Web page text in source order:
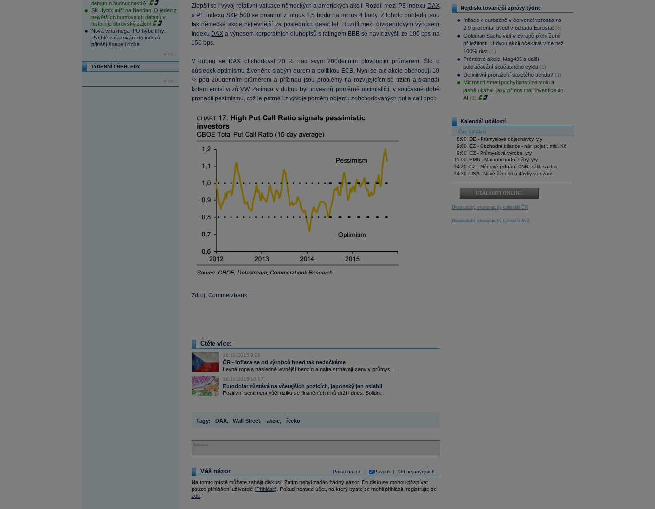
debatu o budoucnosti AI
SK Hynix míří na Nasdaq. O jeden z
největších burzovních debutů v
historii je obrovský zájem
Nová vlna mega IPO hýbe trhy.
Rychlé zařazování do indexů
přináší šance i rizika
více...
TÝDENNÍ PŘEHLEDY
více...
Zlepšil se i vývoj relativní valuace německých a amerických akcií. Rozdíl mezi PE indexu DAX
a PE indexuS&P 500 se posunul z minus 1,5 bodu na minus 4 body. Z tohoto pohledu jsou
tak německé akcie nejlevnější za posledních deset let. Rozdíl mezi dividendovým výnosem
indexu DAXa výnosem korporátních dluhopisů s ratingem BBB se navíc zvýšil ze 100 bps na
150 bps.
V dubnu se DAXobchodoval 20 % nad svým 200denním plovoucím průměrem. Šlo o
důsledek optimismu živeného slabým eurem a politikou ECB. Nyní se ale akcie obchodují 10
% pod 200denním průměrem a příčinou jsou problémy na rozvíjejících se trzích a skandál
kolem emisí vozůVW. Zatímco v dubnu byli investoři poměrně optimističtí, v současné době
propadli pesimismu, což je patrné i z vývoje poměru objemu zobchodovaných put a call opcí:
Zdroj: Commerzbank
Čtěte více:
16.10.2015 9:26
ČR - Inflace se od výrobců hned tak nedočkáme
Levná ropa a následně levnější benzín a nafta strhávají ceny v průmys...
16.10.2015 10:07
Eurodolar zůstává na včerejších pozicích, japonský jen oslabil
Pozitivní sentiment vůči riziku se finančních trhů drží i dnes. Solidn...
Tagy: DAX, Wall Street, akcie, řecko
Reklama
Přidat názor Pavouk Od nejnovějších
Váš názor
Na tomto místě můžete zahájit diskusi. Zatím nebyl zadán žádný názor. Do diskuse mohou přispívat
pouze přihlášení uživatelé (Přihlásit). Pokud nemáte účet, na který byste se mohli přihlásit, registrujte se
zde.
Nejdiskutovanější zprávy týdne
Inflace v eurozóně v červenci vzrostla na
2,9 procenta, uvedl v odhadu Eurostat (5)
Goldman Sachs vidí v Evropě přehlížené
příležitosti. U dvou akcií očekává více než
100% růst (1)
Prémiové akcie, Mag495 a další
pokračování současného cyklu (1)
Definitivní proražení stoletého trendu? (1)
Microsoft smetl pochybnosti ze stolu a
jasně ukázal, jaký přínos mají investice do
AI (1)
Kalendář událostí
Čas Událost
8:00
DE - Průmyslové objednávky, y/y
9:00 CZ - Obchodní bilance - nár. pojetí, mld. Kč
9:00 CZ - Průmyslová výroba, y/y
11:00
EMU - Maloobchodní tržby, y/y
14:30 CZ - Měnové jednání ČNB, zákl. sazba
14:30 USA - Nové žádosti o dávky v nezam.
UDÁLOSTI ONLINE
Dlouhodobý ekonomický kalendář ČR
Dlouhodobý ekonomický kalendář Svět